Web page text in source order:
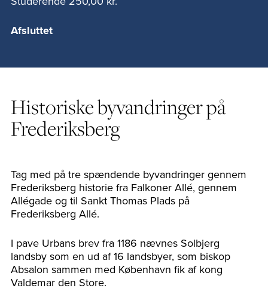
Afsluttet
Historiske byvandringer på
Frederiksberg
Tag med på tre spændende byvandringer gennem
Frederiksberg historie fra Falkoner Allé, gennem
Allégade og til Sankt Thomas Plads på
Frederiksberg Allé.
I pave Urbans brev fra 1186 nævnes Solbjerg
landsby som en ud af 16 landsbyer, som biskop
Absalon sammen med København fik af kong
Valdemar den Store.